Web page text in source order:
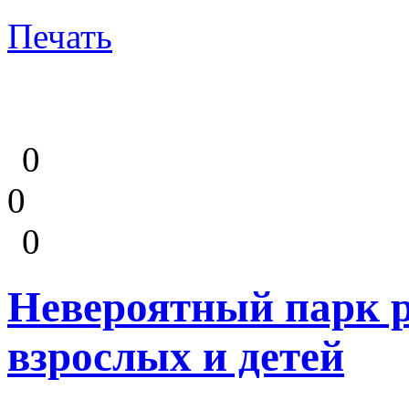
Печать
0
0
0
Невероятный парк
взрослых и детей